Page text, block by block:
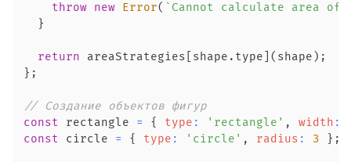
throw new Error( ` Cannot calculate area
}
return areaStrategies shape . type ( shape ) ;
} ;
// Создание объектов фигур
const rectangle = { type : 'rectangle' , width :
const circle = { type : 'circle' , radius : 3 } ;